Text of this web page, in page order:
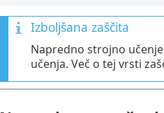
Izboljšana zaščita
Napredno strojno
učenja. Več o tej vrsti